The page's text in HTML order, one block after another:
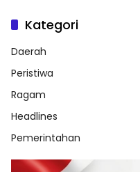
Kategori
Daerah
Peristiwa
Ragam
Headlines
Pemerintahan